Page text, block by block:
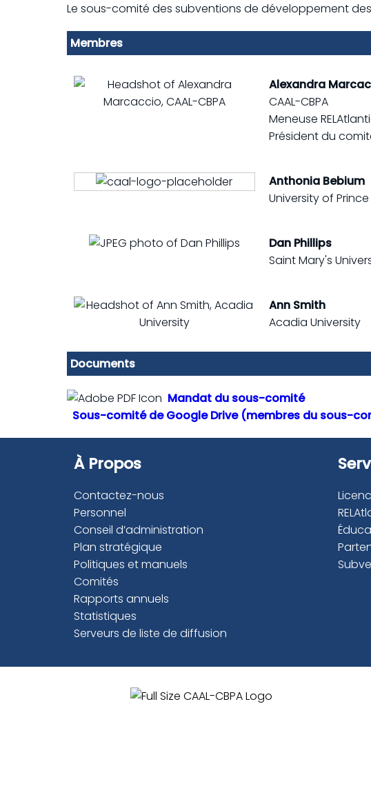
Le sous-comité des subventions de développement des
Membres
Alexandra
CAAL-CBPA
Meneuse
Président du
Anthonia Bebium
University of
Dan Phillips
Saint Mary's
Ann Smith
Acadia University
Documents
Mandat du sous-comité
Sous-comité de Google Drive (membres du sous-
À Propos
Contactez-nous
Personnel
Conseil d’administration
Plan stratégique
Politiques et manuels
Comités
Rapports annuels
Statistiques
Serveurs de liste de diffusion